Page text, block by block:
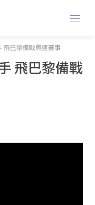
飛巴黎備戰奧運賽事
飛巴黎備戰